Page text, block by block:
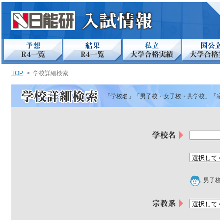
TOP > 学校詳細検索
「学校名」「男子校・女子校・共学校」
男子